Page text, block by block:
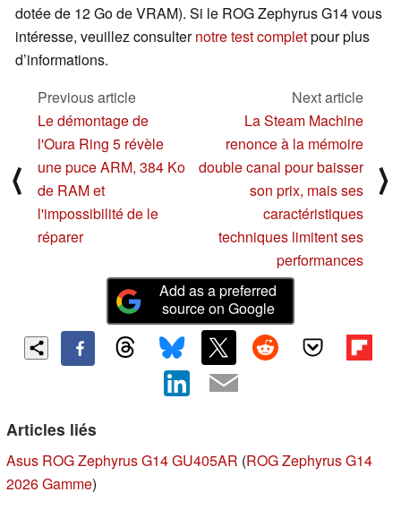
dotée de 12 Go de VRAM). Si le ROG Zephyrus G14 vous
intéresse, veuillez consulternotre test completpour plus
d’informations.
⟨
Previous article
Le démontage de
l'Oura Ring 5 révèle
une puce ARM, 384 Ko
de RAM et
l'impossibilité de le
réparer
Next article
La Steam Machine
renonce à la mémoire
double canal pour baisser
son prix, mais ses
caractéristiques
techniques limitent ses
performances
⟩
Add as a preferred
source on Google
Articles liés
Asus ROG Zephyrus G14 GU405AR (ROG Zephyrus G14
2026 Gamme)